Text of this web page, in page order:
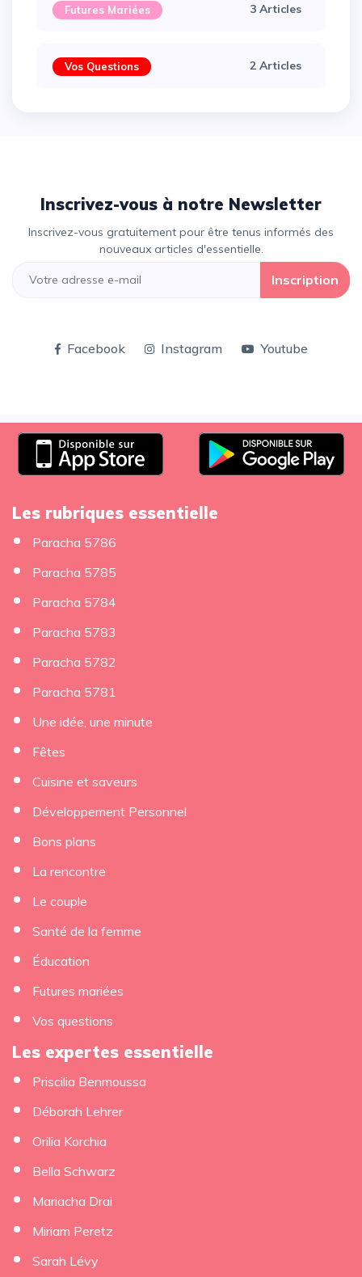
Futures Mariées 3 Articles
Vos Questions 2 Articles
Inscrivez-vous à notre Newsletter
Inscrivez-vous gratuitement pour être tenus informés des
nouveaux articles d'essentielle.
Inscription
Facebook Instagram Youtube
Les rubriques essentielle
Paracha 5786
Paracha 5785
Paracha 5784
Paracha 5783
Paracha 5782
Paracha 5781
Une idée, une minute
Fêtes
Cuisine et saveurs
Développement Personnel
Bons plans
La rencontre
Le couple
Santé de la femme
Éducation
Futures mariées
Vos questions
Les expertes essentielle
Priscilia Benmoussa
Déborah Lehrer
Orilia Korchia
Bella Schwarz
Mariacha Drai
Miriam Peretz
Sarah Lévy